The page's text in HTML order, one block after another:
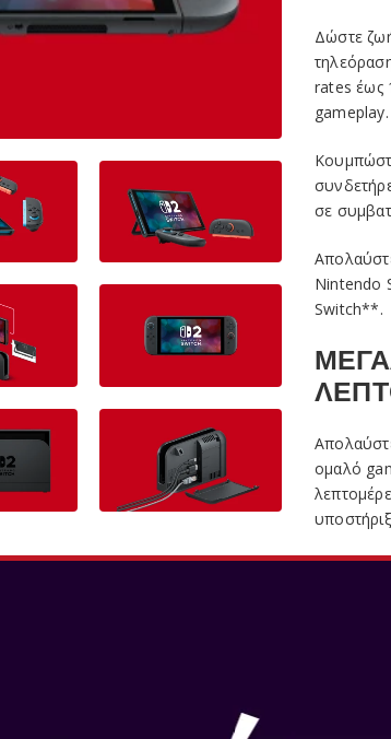
Δώστε
rates έως
gameplay.
σε
Nintendo
Switch**.
ομαλό